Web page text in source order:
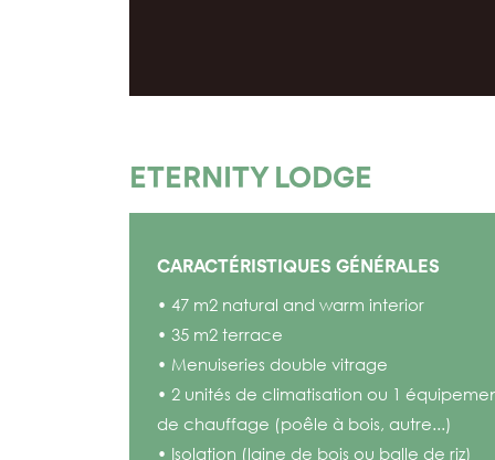
ETERNITY LODGE
CARACTÉRISTIQUES GÉNÉRALES
• 47 m2 natural and warm interior
• 35 m2 terrace
• Menuiseries double vitrage
• 2 unités de climatisation ou 1
de chauffage (poêle à bois, autre...)
• Isolation (laine de bois ou balle de riz)